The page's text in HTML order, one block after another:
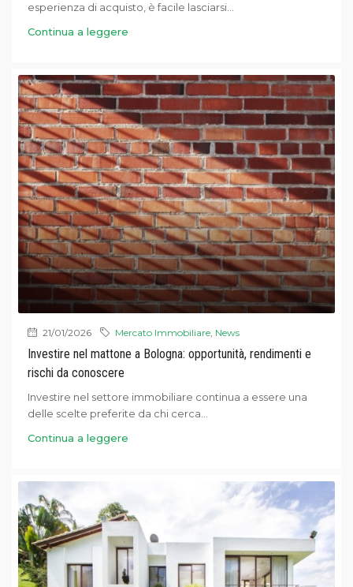
esperienza di acquisto, è facile lasciarsi...
Continua a leggere
21/01/2026 Mercato Immobiliare News
Investire nel mattone a Bologna: opportunità, rendimenti e
rischi da conoscere
Investire nel settore immobiliare continua a essere una
delle scelte preferite da chi cerca...
Continua a leggere